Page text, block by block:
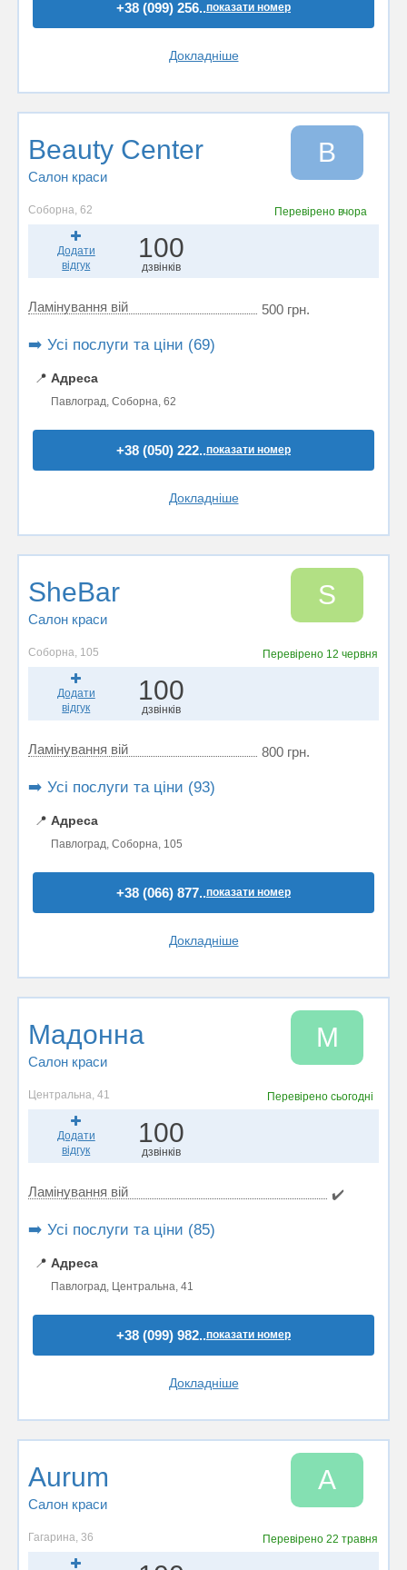
+38 (099) 256..показати номер
Докладніше
Beauty Center
Салон краси
B
Соборна, 62 Перевірено вчора
Додати
відгук
100
дзвінків
Ламінування вій 500 грн.
➡️ Усі послуги та ціни (69)
📍 Адреса
Павлоград, Соборна, 62
+38 (050) 222..показати номер
Докладніше
SheBar
Салон краси
S
Соборна, 105 Перевірено 12 червня
Додати
відгук
100
дзвінків
Ламінування вій 800 грн.
➡️ Усі послуги та ціни (93)
📍 Адреса
Павлоград, Соборна, 105
+38 (066) 877..показати номер
Докладніше
Мадонна
Салон краси
М
Центральна, 41 Перевіреносьогодні
Додати
відгук
100
дзвінків
Ламінування вій ✔️
➡️ Усі послуги та ціни (85)
📍 Адреса
Павлоград, Центральна, 41
+38 (099) 982..показати номер
Докладніше
Aurum
Салон краси
A
Гагарина, 36 Перевірено22 травня